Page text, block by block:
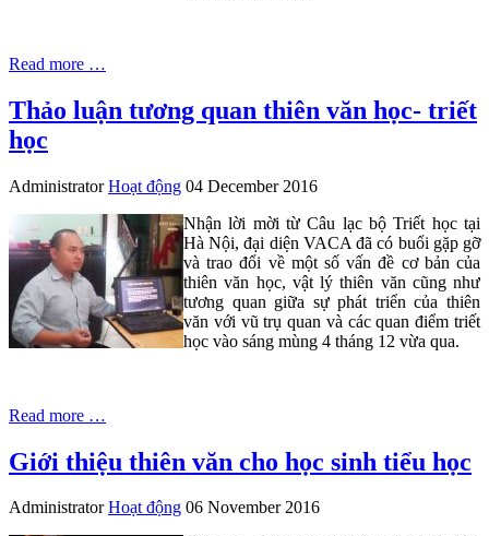
Read more …
Thảo luận tương quan thiên văn học- triết
học
Administrator Hoạt động 04 December 2016
Nhận lời mời từ Câu lạc bộ Triết học tại
Hà Nội, đại diện VACA đã có buổi gặp gỡ
và trao đổi về một số vấn đề cơ bản của
thiên văn học, vật lý thiên văn cũng như
tương quan giữa sự phát triển của thiên
văn với vũ trụ quan và các quan điểm triết
học vào sáng mùng 4 tháng 12 vừa qua.
Read more …
Giới thiệu thiên văn cho học sinh tiểu học
Administrator Hoạt động 06 November 2016